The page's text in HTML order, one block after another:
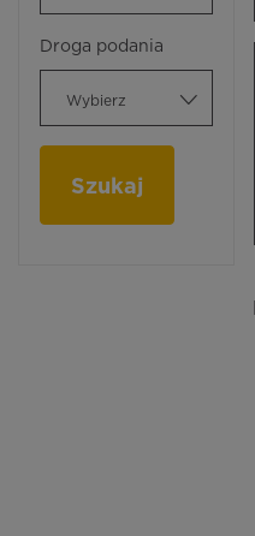
Droga podania
Wybierz
Szukaj